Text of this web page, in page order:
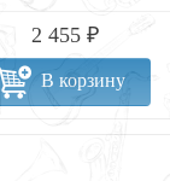
2 455 ₽
В корзину